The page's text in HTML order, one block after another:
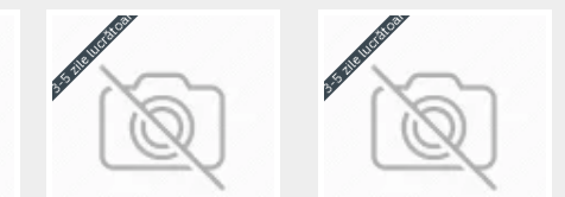
3-5 zile lucrătoare 3-5 zile lucrătoare
3-5 zile lucrătoare